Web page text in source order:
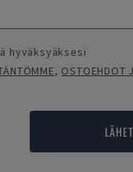
hyväksyäksesi
, OSTOEHDOT